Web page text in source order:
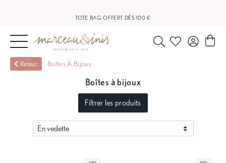
TOTE BAG OFFERT DÈS 100 €
NOUVEAUTÉS
Retour Boîtes À Bijoux
Boîtes à bijoux
Filtrer les produits